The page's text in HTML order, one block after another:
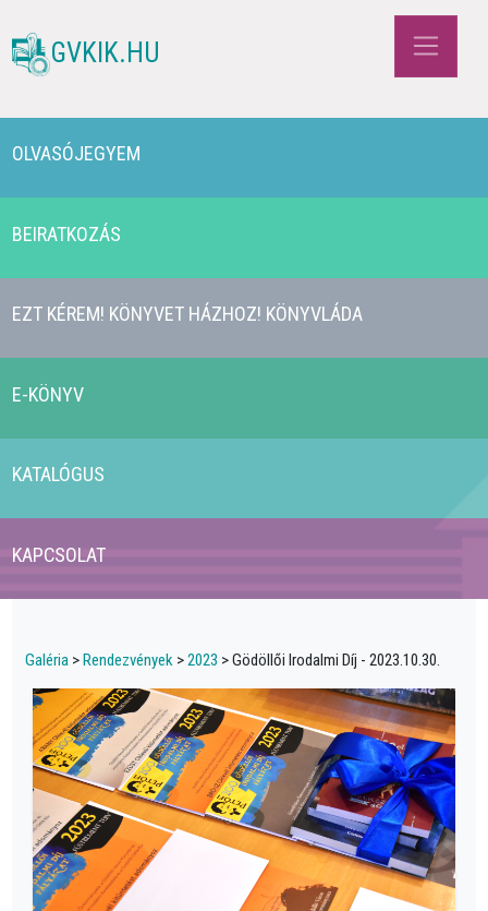
GVKIK.HU
OLVASÓJEGYEM
BEIRATKOZÁS
EZT KÉREM! KÖNYVET HÁZHOZ! KÖNYVLÁDA
E-KÖNYV
KATALÓGUS
KAPCSOLAT
Galéria >Rendezvények >2023 > Gödöllői Irodalmi Díj - 2023.10.30.